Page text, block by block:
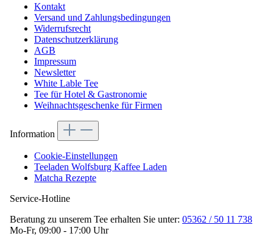
Kontakt
Versand und Zahlungsbedingungen
Widerrufsrecht
Datenschutzerklärung
AGB
Impressum
Newsletter
White Lable Tee
Tee für Hotel & Gastronomie
Weihnachtsgeschenke für Firmen
Information
Cookie-Einstellungen
Teeladen Wolfsburg Kaffee Laden
Matcha Rezepte
Service-Hotline
Beratung zu unserem Tee erhalten Sie unter: 05362 / 50 11 738
Mo-Fr, 09:00 - 17:00 Uhr